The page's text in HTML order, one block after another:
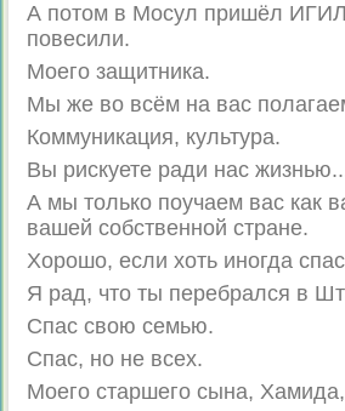
А потом в Мосул пришёл
повесили.
Моего защитника.
Мы же во всём на вас
Коммуникация, культура.
Вы рискуете ради нас
А мы только поучаем вас как
вашей собственной стране.
Хорошо, если хоть иногда
Я рад, что ты перебрался в
Спас свою семью.
Спас, но не всех.
Моего старшего сына, Хамида,